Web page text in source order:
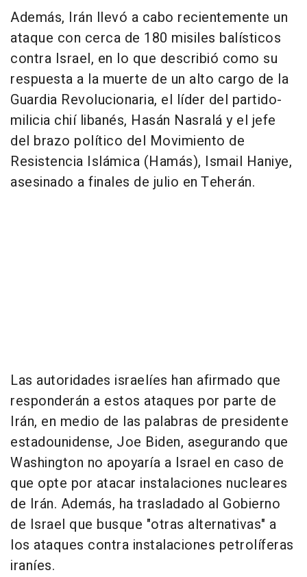
Además, Irán llevó a cabo recientemente un
ataque con cerca de 180 misiles balísticos
contra Israel, en lo que describió como su
respuesta a la muerte de un alto cargo de la
Guardia Revolucionaria, el líder del partido-
milicia chií libanés, Hasán Nasralá y el jefe
del brazo político del Movimiento de
Resistencia Islámica (Hamás), Ismail Haniye,
asesinado a finales de julio en Teherán.
Las autoridades israelíes han afirmado que
responderán a estos ataques por parte de
Irán, en medio de las palabras de presidente
estadounidense, Joe Biden, asegurando que
Washington no apoyaría a Israel en caso de
que opte por atacar instalaciones nucleares
de Irán. Además, ha trasladado al Gobierno
de Israel que busque "otras alternativas" a
los ataques contra instalaciones petrolíferas
iraníes.